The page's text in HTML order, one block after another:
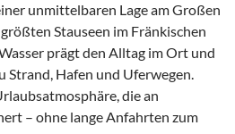
unmittelbaren Lage am Großen
Stauseen im Fränkischen
prägt den Alltag im Ort und
Strand, Hafen und Uferwegen.
die an
– ohne lange Anfahrten zum